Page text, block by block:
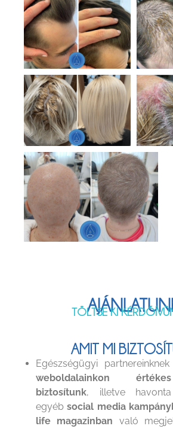
TÖLTSE KI
AMIT MI
Egészségügyi partnereinknek
weboldalainkon
biztosítunk, illetve
egyébsocial media
life magazinban való